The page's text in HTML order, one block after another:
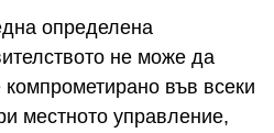
определена
не може да
във всеки
местното управление,